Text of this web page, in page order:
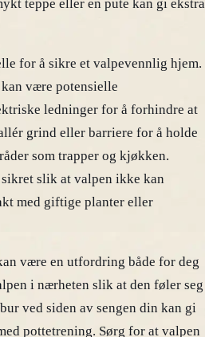
teppe eller en pute kan gi ekstra
for å sikre et valpevennlig hjem.
være potensielle
ledninger for å forhindre at
grind eller barriere for å holde
som trapper og kjøkken.
slik at valpen ikke kan
med giftige planter eller
være en utfordring både for deg
i nærheten slik at den føler seg
ved siden av sengen din kan gi
pottetrening. Sørg for at valpen